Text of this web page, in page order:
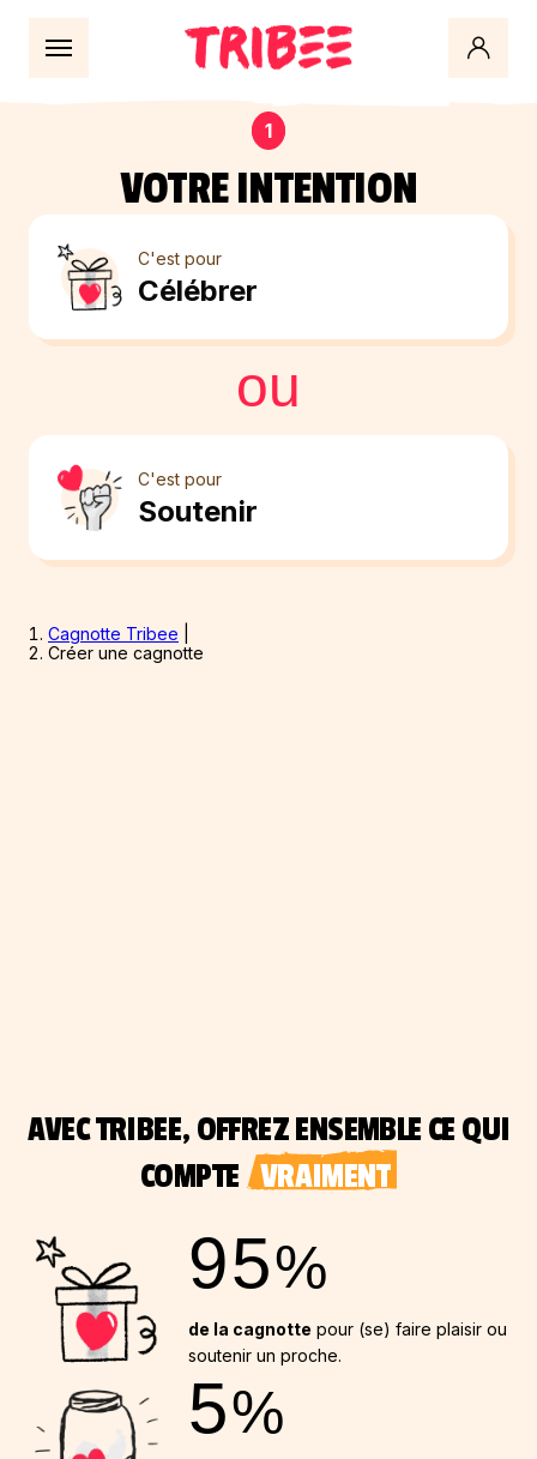
1
Évènement
VOTRE INTENTION
C'est pour
Célébrer
ou
C'est pour
Soutenir
Cagnotte Tribee
Créer une cagnotte
AVEC TRIBEE, OFFREZ ENSEMBLE CE QUI
COMPTE VRAIMENT
95%
de la cagnotte pour (se) faire plaisir ou
soutenir un proche.
5%